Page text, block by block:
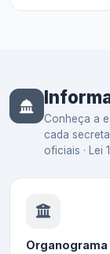
Conheça a
cada
oficiais · Lei
Organograma